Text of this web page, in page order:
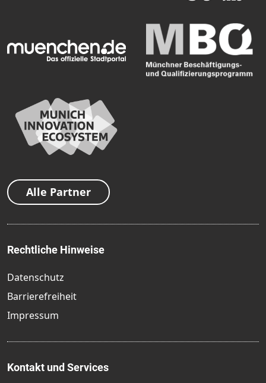
Alle Partner
Rechtliche Hinweise
Datenschutz
Barrierefreiheit
Impressum
Kontakt und Services